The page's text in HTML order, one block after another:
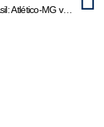
Copa do Brasil: Atlético-MG vence o Flamengo, no Rio, e abre vantagem